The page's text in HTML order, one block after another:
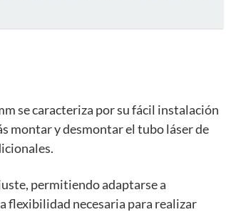
se caracteriza por su fácil instalación
montar y desmontar el tubo láser de
permitiendo adaptarse a
flexibilidad necesaria para realizar